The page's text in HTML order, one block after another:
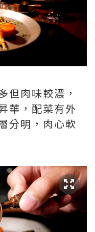
但肉味較濃，
華，配菜有外
分明，肉心軟